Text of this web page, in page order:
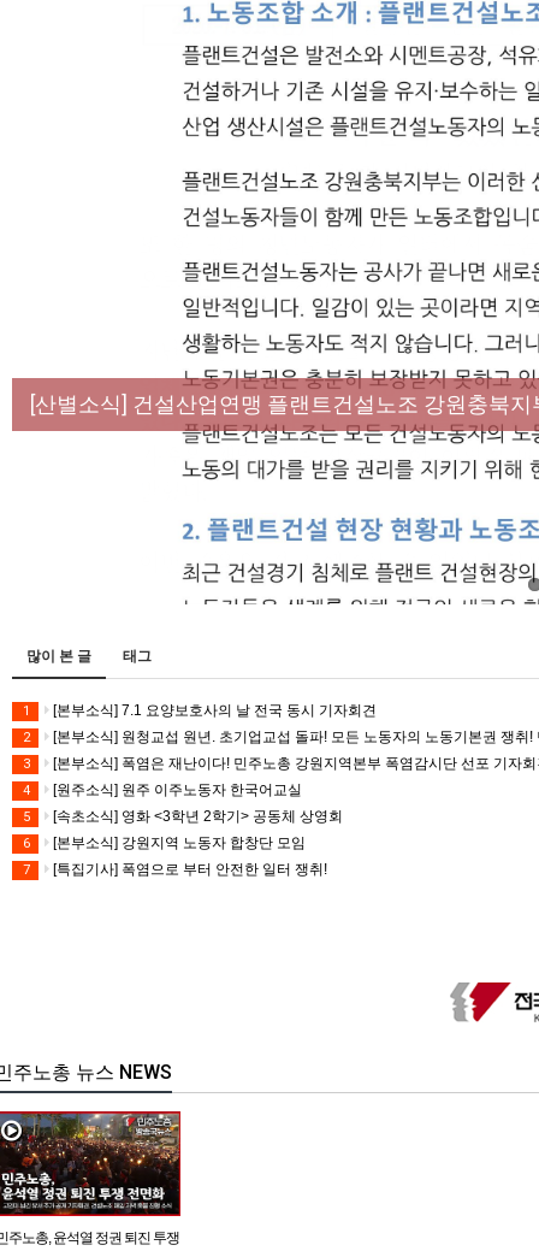
[성명] 막을 수 있었던 죽음, HL만도가 책임져라 : 청
[산별소식] 건설산업연맹 플랜트건설노조 강원충북지
[강릉,속초,원주,춘천] 폭염감시단 사업 이모저모
[조합원☆인터뷰] 서비스연맹 전국학교비정규직노동
[본부소식] 강원지역 노동자 합창단 모임
많이 본 글 태그
1 [본부소식] 7.1 요양보호사의 날 전국 동시 기자회견
2 [본부소식] 원청교섭 원년. 초기업교섭 돌파! 모든 노동자의 노동기본권 쟁취
3 [본부소식] 폭염은 재난이다! 민주노총 강원지역본부 폭염감시단 선포 기자
4 [원주소식] 원주 이주노동자 한국어교실
5 [속초소식] 영화 <3학년 2학기> 공동체 상영회
6 [본부소식] 강원지역 노동자 합창단 모임
7 [특집기사] 폭염으로 부터 안전한 일터 쟁취!
주노총 뉴스 NEWS
주노총, 윤석열 정권 퇴진 투쟁